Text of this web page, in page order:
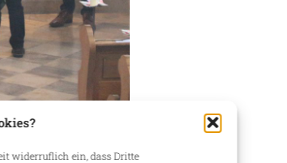
widerruflich ein, dass Dritte
schloss sich die